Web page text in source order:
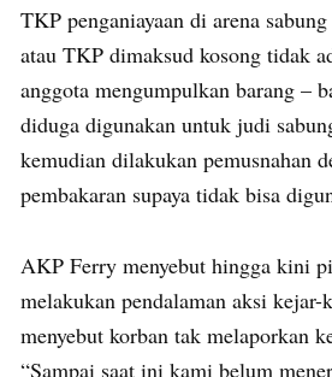
TKP penganiayaan di arena
atau TKP dimaksud kosong tidak
anggota mengumpulkan barang –
diduga digunakan untuk judi
kemudian dilakukan pemusnahan
pembakaran supaya tidak bisa
AKP Ferry menyebut hingga kini
melakukan pendalaman aksi
menyebut korban tak melaporkan
“Sampai saat ini kami belum